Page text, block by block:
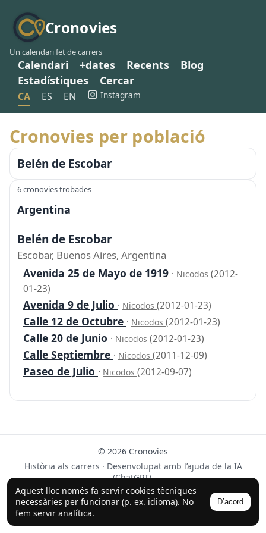
Cronovies
Un calendari fet de carrers
Calendari +dates Recents
Blog
Estadístiques
Cercar
CA ES EN Instagram
Aquest lloc només fa servir cookies tècniques
necessàries per funcionar (p. ex. idioma). No
fem servir analítica.
D’acord
Cronovies per població
Belén de Escobar
6 cronovies trobades
Argentina
Belén de Escobar
Escobar, Buenos Aires, Argentina
Avenida 25 de Mayo de 1919 · Nicodos (2012-
01-23)
Avenida 9 de Julio · Nicodos (2012-01-23)
Calle 12 de Octubre · Nicodos (2012-01-23)
Calle 20 de Junio · Nicodos (2012-01-23)
Calle Septiembre · Nicodos (2011-12-09)
Paseo de Julio · Nicodos (2012-09-07)
© 2026 Cronovies
Història als carrers · Desenvolupat amb l’ajuda de la IA
(ChatGPT).
Segueix-nos a Instagram